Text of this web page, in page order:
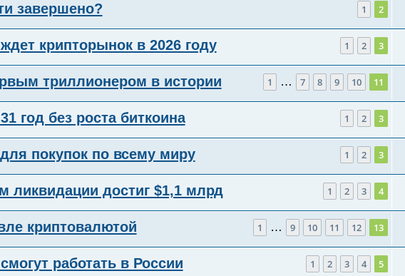
завершено? 1 2
крипторынок в 2026 году 1 2 3
триллионером в истории 1 … 7 8 9 10 11
год без роста биткоина 1 2 3
покупок по всему миру 1 2 3
ликвидации достиг $1,1 млрд 1 2 3 4
криптовалютой 1 … 9 10 11 12 13
работать в России 1 2 3 4 5